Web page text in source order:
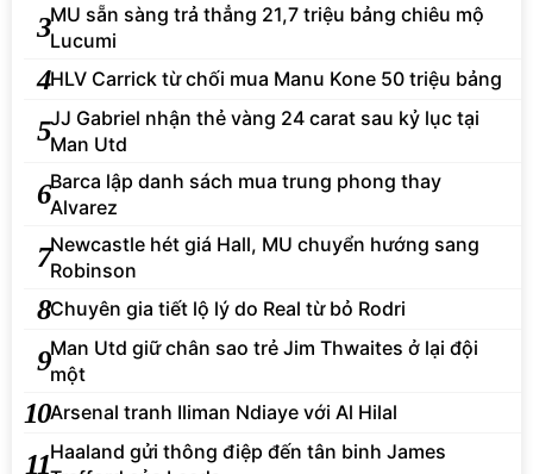
3MU sẵn sàng trả thẳng 21,7 triệu bảng chiêu mộ
Lucumi
4HLV Carrick từ chối mua Manu Kone 50 triệu bảng
5JJ Gabriel nhận thẻ vàng 24 carat sau kỷ lục tại
Man Utd
6Barca lập danh sách mua trung phong thay
Alvarez
7Newcastle hét giá Hall, MU chuyển hướng sang
Robinson
8Chuyên gia tiết lộ lý do Real từ bỏ Rodri
9Man Utd giữ chân sao trẻ Jim Thwaites ở lại đội
một
10Arsenal tranh Iliman Ndiaye với Al Hilal
11Haaland gửi thông điệp đến tân binh James